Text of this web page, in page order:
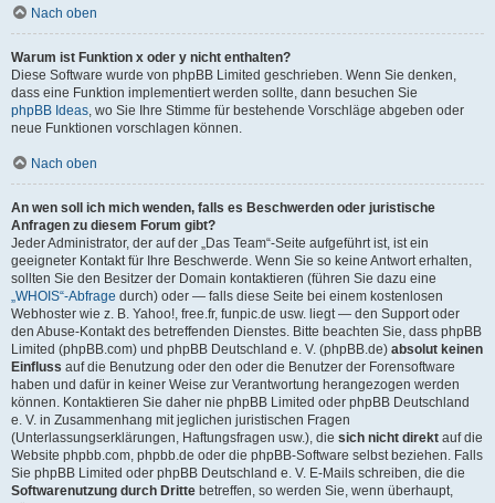
Nach oben
Warum ist Funktion x oder y nicht enthalten?
Diese Software wurde von phpBB Limited geschrieben. Wenn Sie denken,
dass eine Funktion implementiert werden sollte, dann besuchen Sie
phpBB Ideas, wo Sie Ihre Stimme für bestehende Vorschläge abgeben oder
neue Funktionen vorschlagen können.
Nach oben
An wen soll ich mich wenden, falls es Beschwerden oder juristische
Anfragen zu diesem Forum gibt?
Jeder Administrator, der auf der „Das Team“-Seite aufgeführt ist, ist ein
geeigneter Kontakt für Ihre Beschwerde. Wenn Sie so keine Antwort erhalten,
sollten Sie den Besitzer der Domain kontaktieren (führen Sie dazu eine
„WHOIS“-Abfrage durch) oder — falls diese Seite bei einem kostenlosen
Webhoster wie z. B. Yahoo!, free.fr, funpic.de usw. liegt — den Support oder
den Abuse-Kontakt des betreffenden Dienstes. Bitte beachten Sie, dass phpBB
Limited (phpBB.com) und phpBB Deutschland e. V. (phpBB.de) absolut keinen
Einfluss auf die Benutzung oder den oder die Benutzer der Forensoftware
haben und dafür in keiner Weise zur Verantwortung herangezogen werden
können. Kontaktieren Sie daher nie phpBB Limited oder phpBB Deutschland
e. V. in Zusammenhang mit jeglichen juristischen Fragen
(Unterlassungserklärungen, Haftungsfragen usw.), die sich nicht direkt auf die
Website phpbb.com, phpbb.de oder die phpBB-Software selbst beziehen. Falls
Sie phpBB Limited oder phpBB Deutschland e. V. E-Mails schreiben, die die
Softwarenutzung durch Dritte betreffen, so werden Sie, wenn überhaupt,